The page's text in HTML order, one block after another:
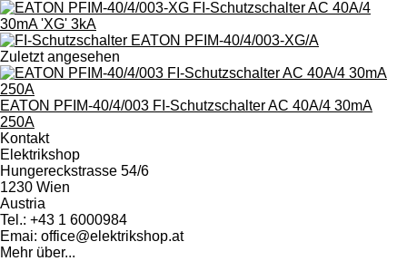
Zuletzt angesehen
EATON PFIM-40/4/003 FI-Schutzschalter AC 40A/4 30mA
250A
Kontakt
Elektrikshop
Hungereckstrasse 54/6
1230 Wien
Austria
Tel.: +43 1 6000984
Emai: office@elektrikshop.at
Mehr über...